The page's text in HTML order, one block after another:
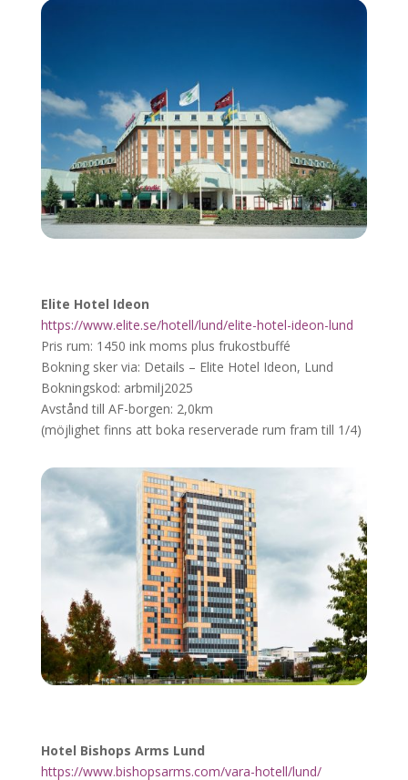
Elite Hotel Ideon
https://www.elite.se/hotell/lund/elite-hotel-ideon-lund
Pris rum: 1450 ink moms plus frukostbuffé
Bokning sker via: Details – Elite Hotel Ideon, Lund
Bokningskod: arbmilj2025
Avstånd till AF-borgen: 2,0km
(möjlighet finns att boka reserverade rum fram till 1/4)
Hotel Bishops Arms Lund
https://www.bishopsarms.com/vara-hotell/lund/